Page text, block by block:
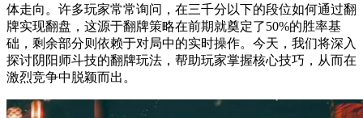
体走向。许多玩家常常询问，在三千分以下的段位如何通过翻
牌实现翻盘，这源于翻牌策略在前期就奠定了50%的胜率基
础，剩余部分则依赖于对局中的实时操作。今天，我们将深入
探讨阴阳师斗技的翻牌玩法，帮助玩家掌握核心技巧，从而在
激烈竞争中脱颖而出。